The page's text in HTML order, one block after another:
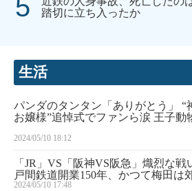
踏切に立ち入ったか
生活
パンダのタンタン「ありがとう」 “
お嬢様”追悼式でファンら涙 王子動
2024/05/10 18:12
「JR」VS「阪神VS阪急」熾烈な
戸間鉄道開業150年、かつて梅田は
2024/05/10 17:48